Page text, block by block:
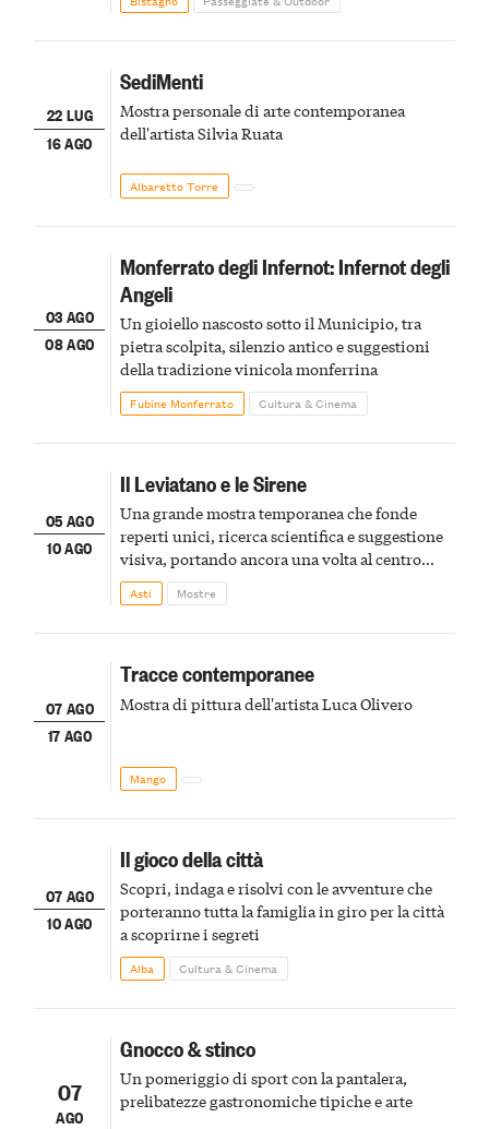
22 LUG
16 AGO
SediMenti
Mostra personale di arte contemporanea
dell'artista Silvia Ruata
Albaretto Torre
03 AGO
08 AGO
Monferrato degli Infernot: Infernot degli
Angeli
Un gioiello nascosto sotto il Municipio, tra
pietra scolpita, silenzio antico e suggestioni
della tradizione vinicola monferrina
Fubine Monferrato Cultura & Cinema
05 AGO
10 AGO
Il Leviatano e le Sirene
Una grande mostra temporanea che fonde
reperti unici, ricerca scientifica e suggestione
visiva, portando ancora una volta al centro
della scena le meraviglie del passato astigiano
Asti Mostre
07 AGO
17 AGO
Tracce contemporanee
Mostra di pittura dell'artista Luca Olivero
Mango
07 AGO
10 AGO
Il gioco della città
Scopri, indaga e risolvi con le avventure che
porteranno tutta la famiglia in giro per la città
a scoprirne i segreti
Alba Cultura & Cinema
07
AGO
Gnocco & stinco
Un pomeriggio di sport con la pantalera,
prelibatezze gastronomiche tipiche e arte